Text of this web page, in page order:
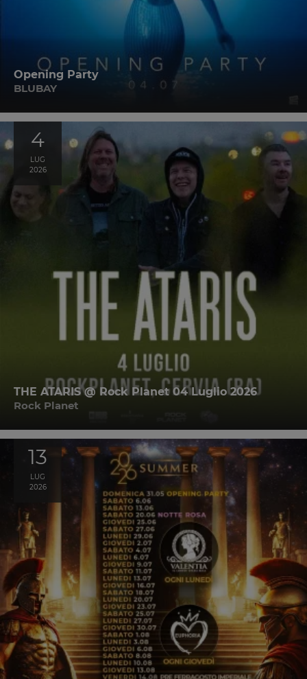
Opening Party
BLUBAY
4
LUG
2026
THE ATARIS @ Rock Planet 04 Luglio 2026
Rock Planet
13
LUG
2026